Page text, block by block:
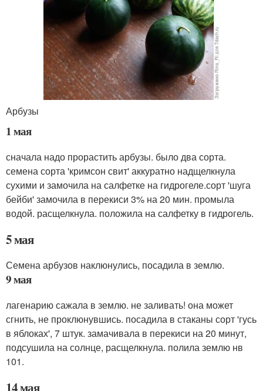
Арбузы
1 мая
сначала надо прорастить арбузы. было два сорта.
семена сорта 'кримсон свит' аккуратно надщелкнула
сухими и замочила на салфетке на гидрогеле.сорт 'шуга
бейби' замочила в перекиси 3% на 20 мин. промыла
водой. расщелкнула. положила на салфетку в гидрогель.
5 мая
Семена арбузов наклюнулись, посадила в землю.
9 мая
лагенарию сажала в землю. не заливать! она может
сгнить, не проклюнувшись. посадила в стаканы сорт 'гусь
в яблоках', 7 штук. замачивала в перекиси на 20 минут,
подсушила на солнце, расщелкнула. полила землю нв
101.